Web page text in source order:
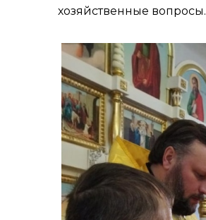
хозяйственные вопросы.